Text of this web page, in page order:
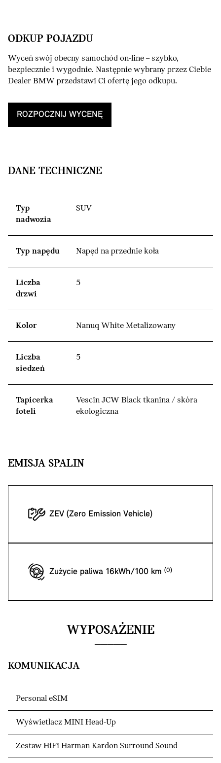
ODKUP POJAZDU
Wyceń swój obecny samochód on-line – szybko,
bezpiecznie i wygodnie. Następnie wybrany przez Ciebie
Dealer BMW przedstawi Ci ofertę jego odkupu.
ROZPOCZNIJ WYCENĘ
DANE TECHNICZNE
Typ
nadwozia
SUV
Typ napędu Napęd na przednie koła
Liczba
drzwi
5
Kolor Nanuq White Metalizowany
Liczba
siedzeń
5
Tapicerka
foteli
Vescin JCW Black tkanina / skóra
ekologiczna
EMISJA SPALIN
ZEV (Zero Emission Vehicle)
Zużycie paliwa 16kWh/100 km
WYPOSAŻENIE
KOMUNIKACJA
Personal eSIM
Wyświetlacz MINI Head-Up
Zestaw HiFi Harman Kardon Surround Sound